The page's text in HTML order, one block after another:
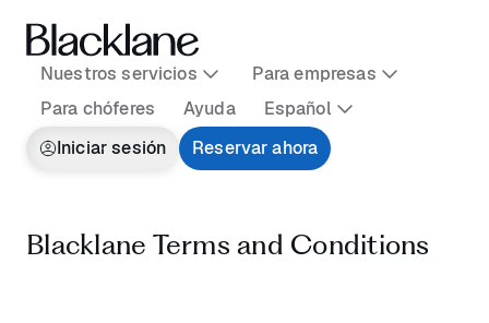
Nuestros servicios
Para empresas
Para chóferes
Ayuda
Español
Iniciar sesión
Reservar ahora
Blacklane Terms and Conditions